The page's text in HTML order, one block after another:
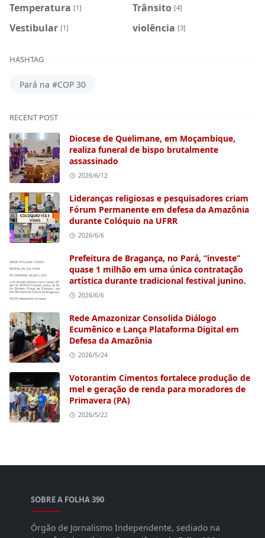
Temperatura [1] Trânsito [4]
Vestibular [1] violência [3]
HASHTAG
Pará na #COP 30
RECENT POST
Diocese de Quelimane, em Moçambique,
realiza funeral de bispo brutalmente
assassinado
2026/6/12
Lideranças religiosas e pesquisadores criam
Fórum Permanente em defesa da Amazônia
durante Colóquio na UFRR
2026/6/6
Prefeitura de Bragança, no Pará, “investe”
quase 1 milhão em uma única contratação
artística durante tradicional festival junino.
2026/6/6
Rede Amazonizar Consolida Diálogo
Ecumênico e Lança Plataforma Digital em
Defesa da Amazônia
2026/5/24
Votorantim Cimentos fortalece produção de
mel e geração de renda para moradores de
Primavera (PA)
2026/5/22
SOBRE A FOLHA 390
Órgão de Jornalismo Independente, sediado na